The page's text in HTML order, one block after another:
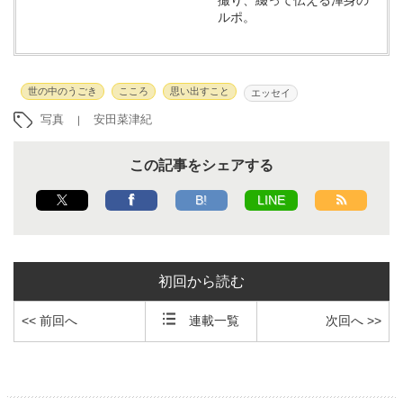
ルポ。
世の中のうごき こころ 思い出すこと エッセイ
写真 安田菜津紀
この記事をシェアする
B! LINE
初回から読む
<< 前回へ 連載一覧 次回へ >>